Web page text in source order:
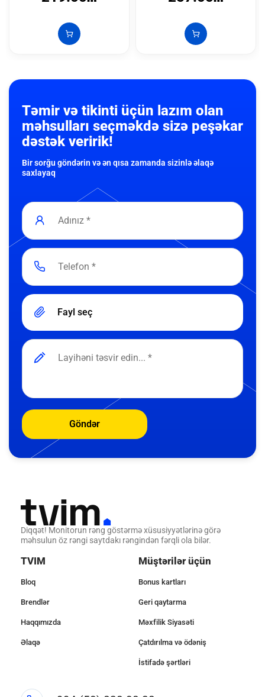
Təmir və tikinti üçün lazım olan
məhsulları seçməkdə sizə peşəkar
dəstək veririk!
Bir sorğu göndərin və ən qısa zamanda sizinlə əlaqə
saxlayaq
Fayl seç
Göndər
Diqqət! Monitorun rəng göstərmə xüsusiyyətlərinə görə
məhsulun öz rəngi saytdakı rəngindən fərqli ola bilər.
TVIM
Bloq
Brendlər
Haqqımızda
Əlaqə
Müştərilər üçün
Bonus kartları
Geri qaytarma
Məxfilik Siyasəti
Çatdırılma və ödəniş
İstifadə şərtləri